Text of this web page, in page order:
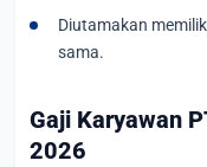
Diutamakan
sama.
Gaji Karyawan
2026